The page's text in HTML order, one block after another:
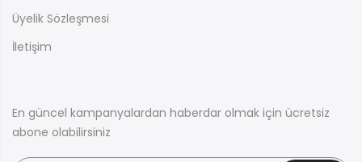
Üyelik Sözleşmesi
İletişim
En güncel kampanyalardan haberdar olmak için ücretsiz
abone olabilirsiniz